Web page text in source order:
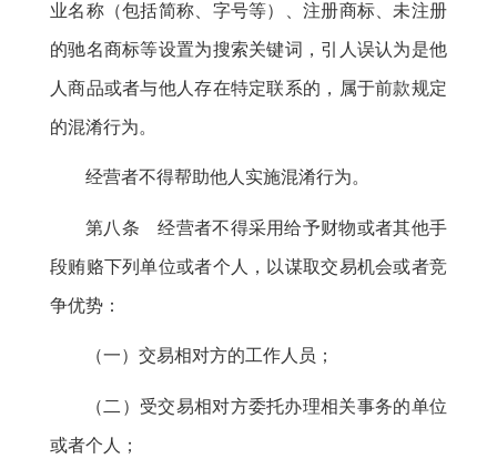
业名称（包括简称、字号等）、注册商标、未注册
的驰名商标等设置为搜索关键词，引人误认为是他
人商品或者与他人存在特定联系的 ， 属于前款规定
的混淆行为。
经营者不得帮助他人实施混淆行为。
第八条 经营者不得采用给予财物或者其他手
段贿赂下列单位或者个人 ， 以谋取交易机会或者竞
争优势：
（一）交易相对方的工作人员 ；
（二）受交易相对方委托办理相关事务的单位
或者个人 ；